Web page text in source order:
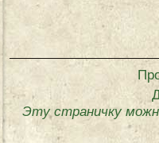
Эту страничку